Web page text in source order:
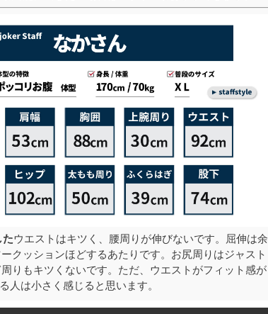
ウエストはキツく、腰周りが伸びないです。屈伸は余
クッションほどするあたりです。お尻周りはジャスト
りもキツくないです。ただ、ウエストがフィット感が
人は小さく感じると思います。